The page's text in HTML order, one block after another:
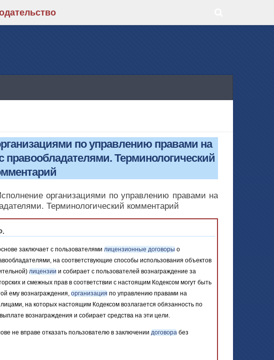
по управлению правами на
правообладателями. Терминологический
организациями по управлению правами на
Терминологический комментарий
заключает с пользователями лицензионные договоры о
на соответствующие способы использования объектов
лицензии и собирает с пользователей вознаграждение за
и смежных прав в соответствии с настоящим Кодексом могут быть
ему вознаграждения, организация по управлению правами на
на которых настоящим Кодексом возлагается обязанность по
вознаграждения и собирает средства на эти цели.
не вправе отказать пользователю в заключении договора без